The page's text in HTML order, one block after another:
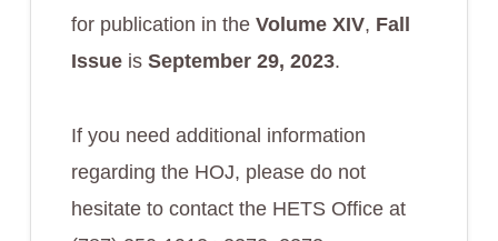
for publication in the Volume XIV, Fall
Issueis September 29, 2023.
If you need additional information
regarding the HOJ, please do not
hesitate to contact the HETS Office at